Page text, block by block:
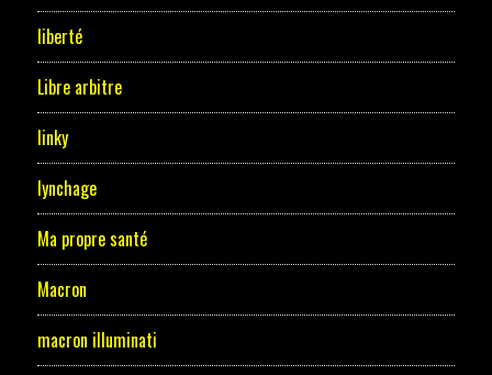
liberté
Libre arbitre
linky
lynchage
Ma propre santé
Macron
macron illuminati